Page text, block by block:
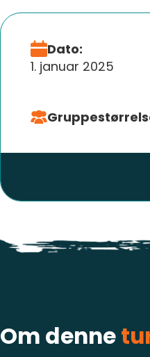
Dato:
1. januar 2025
Om denne